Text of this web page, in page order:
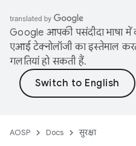
Google आपकी पसंदीदा भाषा
एआई टेक्नोलॉजी का इस्तेमाल
गलतियां हो सकती हैं.
AOSP Docs सुरक्षा